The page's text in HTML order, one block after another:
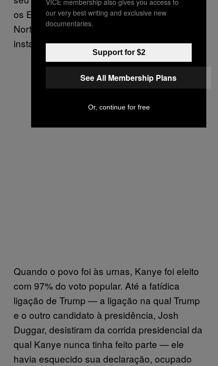
os Estados Unidos do resto da América do
Norte com a ajuda de bombas submarinas
instaladas ao longo de suas fronteiras.
Quando o povo foi às urnas, Kanye foi eleito
com 97% do voto popular. Até a fatídica
ligação de Trump — a ligação na qual Trump
e o outro candidato à presidência, Josh
Duggar, desistiram da corrida presidencial da
qual Kanye nunca tinha feito parte — ele
havia esquecido sua declaração, ocupado
our very best writing and exclusive new
documentaries.
Support for $2
See All Membership Plans
Or, continue for free